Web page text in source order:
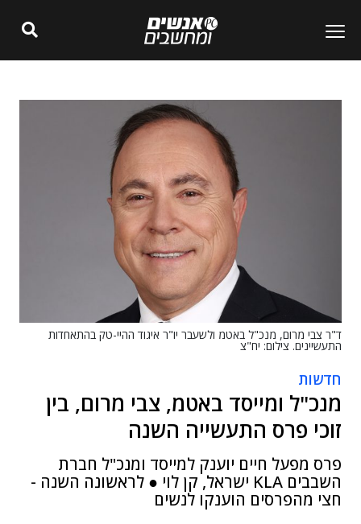
ד"ר צבי מרום, מנכ"ל באטמ ולשעבר יו"ר איגוד ההיי-טק בהתאחדות
התעשיינים. צילום: יח"צ
חדשות
מנכ"ל ומייסד באטמ, צבי מרום, בין
זוכי פרס התעשייה השנה
פרס מפעל חיים יוענק למייסד ומנכ"ל חברת
השבבים KLA ישראל, קן לוי ● לראשונה השנה -
חצי מהפרסים הוענקו לנשים